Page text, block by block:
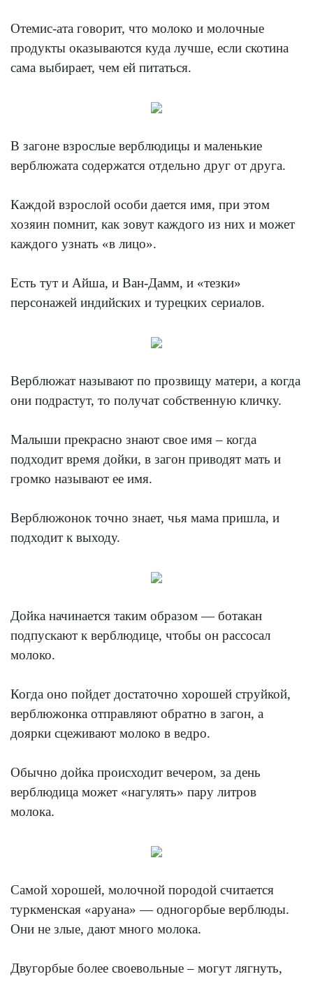
Отемис-ата говорит, что молоко и молочные
продукты оказываются куда лучше, если скотина
сама выбирает, чем ей питаться.
В загоне взрослые верблюдицы и маленькие
верблюжата содержатся отдельно друг от друга.
Каждой взрослой особи дается имя, при этом
хозяин помнит, как зовут каждого из них и может
каждого узнать «в лицо».
Есть тут и Айша, и Ван-Дамм, и «тезки»
персонажей индийских и турецких сериалов.
Верблюжат называют по прозвищу матери, а когда
они подрастут, то получат собственную кличку.
Малыши прекрасно знают свое имя – когда
подходит время дойки, в загон приводят мать и
громко называют ее имя.
Верблюжонок точно знает, чья мама пришла, и
подходит к выходу.
Дойка начинается таким образом — ботакан
подпускают к верблюдице, чтобы он рассосал
молоко.
Когда оно пойдет достаточно хорошей струйкой,
верблюжонка отправляют обратно в загон, а
доярки сцеживают молоко в ведро.
Обычно дойка происходит вечером, за день
верблюдица может «нагулять» пару литров
молока.
Самой хорошей, молочной породой считается
туркменская «аруана» — одногорбые верблюды.
Они не злые, дают много молока.
Двугорбые более своевольные – могут лягнуть,